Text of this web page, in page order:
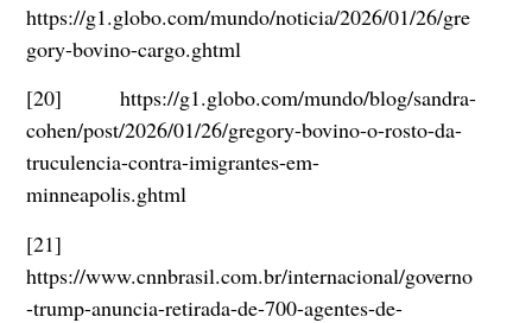
https://g1.globo.com/mundo/noticia/2026/01/26/gre
gory-bovino-cargo.ghtml
[20] https://g1.globo.com/mundo/blog/sandra-
cohen/post/2026/01/26/gregory-bovino-o-rosto-da-
truculencia-contra-imigrantes-em-
minneapolis.ghtml
[21]
https://www.cnnbrasil.com.br/internacional/governo
-trump-anuncia-retirada-de-700-agentes-de-